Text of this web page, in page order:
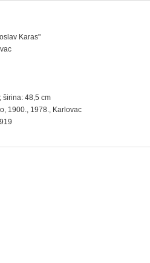
Karas"
širina: 48,5 cm
, 1900., 1978., Karlovac